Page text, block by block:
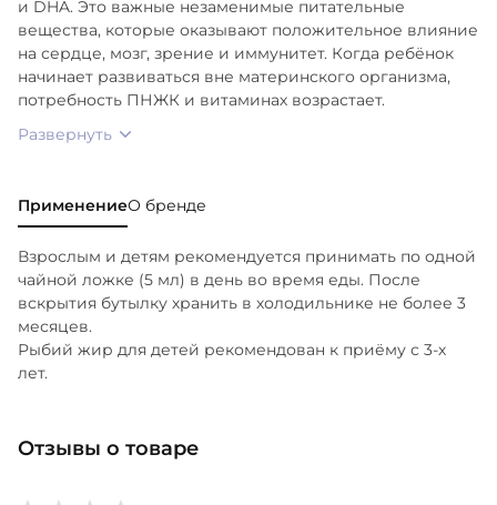
и DHA. Это важные незаменимые питательные
вещества, которые оказывают положительное влияние
на сердце, мозг, зрение и иммунитет. Когда ребёнок
начинает развиваться вне материнского организма,
потребность ПНЖК и витаминах возрастает.
Развернуть
ПрименениеО бренде
Взрослым и детям рекомендуется принимать по одной
чайной ложке (5 мл) в день во время еды. После
вскрытия бутылку хранить в холодильнике не более 3
месяцев.
Рыбий жир для детей рекомендован к приёму с 3-х
лет.
Отзывы о товаре